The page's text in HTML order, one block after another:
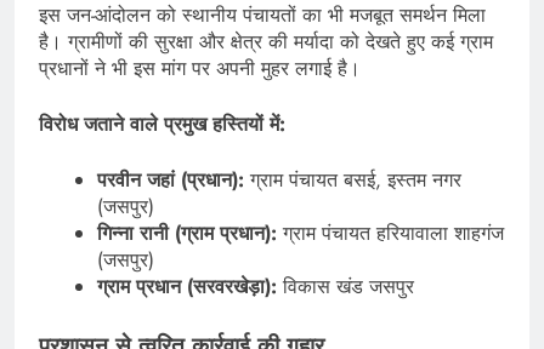
इस जन-आंदोलन को स्थानीय पंचायतों का भी मजबूत समर्थन मिला
है। ग्रामीणों की सुरक्षा और क्षेत्र की मर्यादा को देखते हुए कई ग्राम
प्रधानों ने भी इस मांग पर अपनी मुहर लगाई है।
विरोध जताने वाले प्रमुख हस्तियों में:
परवीन जहां (प्रधान): ग्राम पंचायत बसई, इस्तम नगर
(जसपुर)
गिन्ना रानी (ग्राम प्रधान): ग्राम पंचायत हरियावाला शाहगंज
(जसपुर)
ग्राम प्रधान (सरवरखेड़ा): विकास खंड जसपुर